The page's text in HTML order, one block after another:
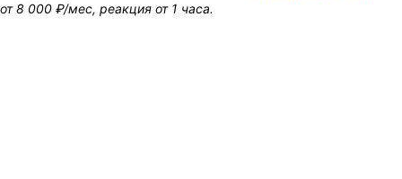
от 8 000 ₽/мес, реакция от 1 часа.